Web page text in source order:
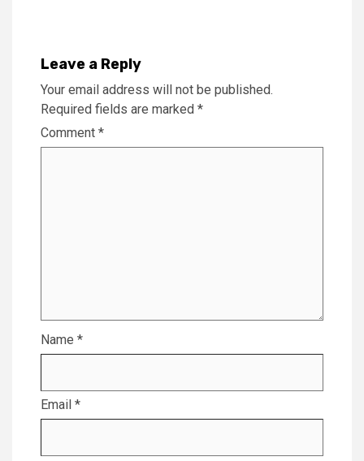
Leave a Reply
Your email address will not be published.
Required fields are marked *
Comment *
Name *
Email *